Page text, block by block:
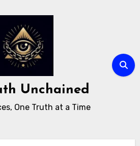
Unchained
One Truth at a Time